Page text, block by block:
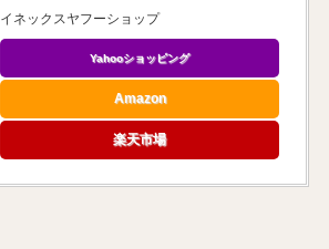
イネックスヤフーショップ
Yahooショッピング
Amazon
楽天市場